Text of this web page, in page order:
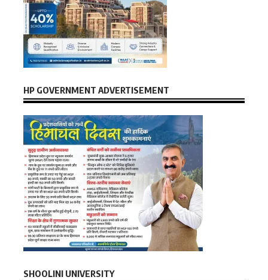
HP GOVERNMENT ADVERTISEMENT
SHOOLINI UNIVERSITY